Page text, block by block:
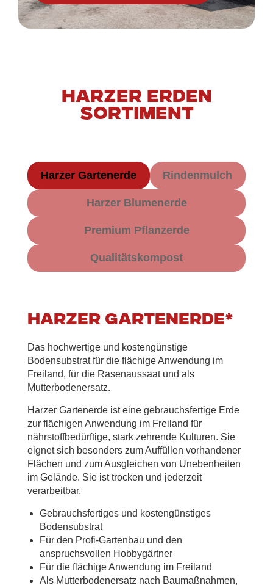
Harzer Erden
Sortiment
Harzer Gartenerde Rindenmulch
Harzer Blumenerde
Premium Pflanzerde
Qualitätskompost
Harzer Gartenerde*
Das hochwertige und kostengünstige
Bodensubstrat für die flächige Anwendung im
Freiland, für die Rasenaussaat und als
Mutterbodenersatz.
Harzer Gartenerde ist eine gebrauchsfertige Erde
zur flächigen Anwendung im Freiland für
nährstoffbedürftige, stark zehrende Kulturen. Sie
eignet sich besonders zum Auffüllen vorhandener
Flächen und zum Ausgleichen von Unebenheiten
im Gelände. Sie ist trocken und jederzeit
verarbeitbar.
Gebrauchsfertiges und kostengünstiges
Bodensubstrat
Für den Profi-Gartenbau und den
anspruchsvollen Hobbygärtner
Für die flächige Anwendung im Freiland
Als Mutterbodenersatz nach Baumaßnahmen,